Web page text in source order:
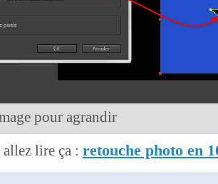
pour agrandir
lire ça : retouche photo en